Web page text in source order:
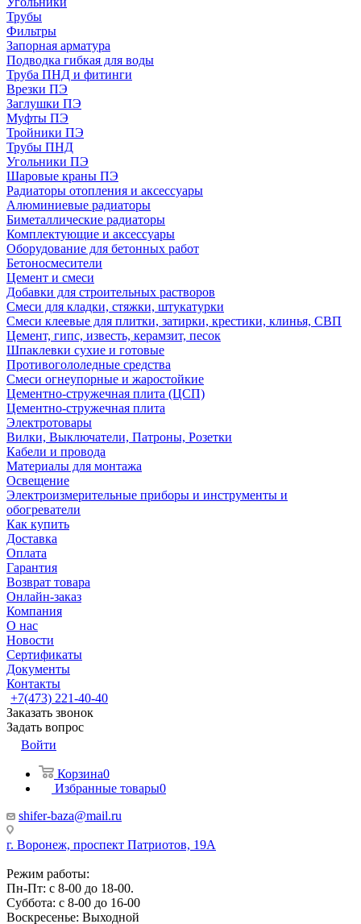
Трубы
Фильтры
Запорная арматура
Подводка гибкая для воды
Труба ПНД и фитинги
Врезки ПЭ
Заглушки ПЭ
Муфты ПЭ
Тройники ПЭ
Трубы ПНД
Угольники ПЭ
Шаровые краны ПЭ
Радиаторы отопления и аксессуары
Алюминиевые радиаторы
Биметаллические радиаторы
Комплектующие и аксессуары
Оборудование для бетонных работ
Бетоносмесители
Цемент и смеси
Добавки для строительных растворов
Смеси для кладки, стяжки, штукатурки
Смеси клеевые для плитки, затирки, крестики, клинья, СВП
Цемент, гипс, известь, керамзит, песок
Шпаклевки сухие и готовые
Противогололедные средства
Смеси огнеупорные и жаростойкие
Цементно-стружечная плита (ЦСП)
Цементно-стружечная плита
Электротовары
Вилки, Выключатели, Патроны, Розетки
Кабели и провода
Материалы для монтажа
Освещение
Электроизмерительные приборы и инструменты и
обогреватели
Как купить
Доставка
Оплата
Гарантия
Возврат товара
Онлайн-заказ
Компания
О нас
Новости
Сертификаты
Документы
Контакты
+7(473) 221-40-40
Заказать звонок
Задать вопрос
Войти
Корзина0
Избранные товары0
shifer-baza@mail.ru
г. Воронеж, проспект Патриотов, 19А
Режим работы:
Пн-Пт: с 8-00 до 18-00.
Суббота: с 8-00 до 16-00
Воскресенье: Выходной